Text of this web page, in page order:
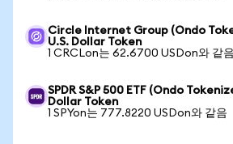
Circle Internet Group (Ondo
U.S. Dollar Token
1 CRCLon는 62.6700 USDon와 같음
SPDR S&P 500 ETF (Ondo
Dollar Token
1 SPYon는 777.8220 USDon와 같음